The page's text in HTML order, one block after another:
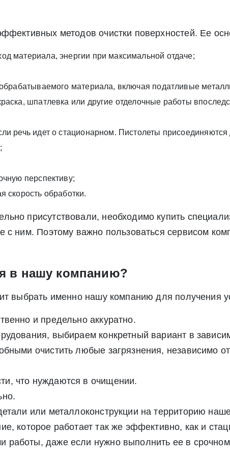
методов очистки поверхностей. Ее
материала, энергии при максимальной отдаче;
обрабатываемого материала, включая податливые
шпатлевка или другие отделочные работы
речь идет о стационарном. Пистолеты
перспективу;
скорость обработки.
присутствовали, необходимо купить
с ним. Поэтому важно пользоваться сервисом
в нашу компанию?
выбрать именно нашу компанию для получения
и предельно аккуратно.
выбираем конкретный вариант в
очистить любые загрязнения, независимо
что нуждаются в очищении.
или металлоконструкции на территорию
которое работает так же эффективно, как и
даже если нужно выполнить ее в